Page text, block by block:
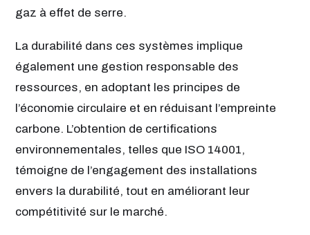
gaz à effet de serre.
La durabilité dans ces systèmes implique
également une gestion responsable des
ressources, en adoptant les principes de
l’économie circulaire et en réduisant l’empreinte
carbone. L’obtention de certifications
environnementales, telles que ISO 14001,
témoigne de l’engagement des installations
envers la durabilité, tout en améliorant leur
compétitivité sur le marché.